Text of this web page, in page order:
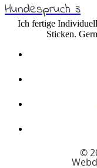
Hundespruch 3
Ich fertige
Sticken.
©